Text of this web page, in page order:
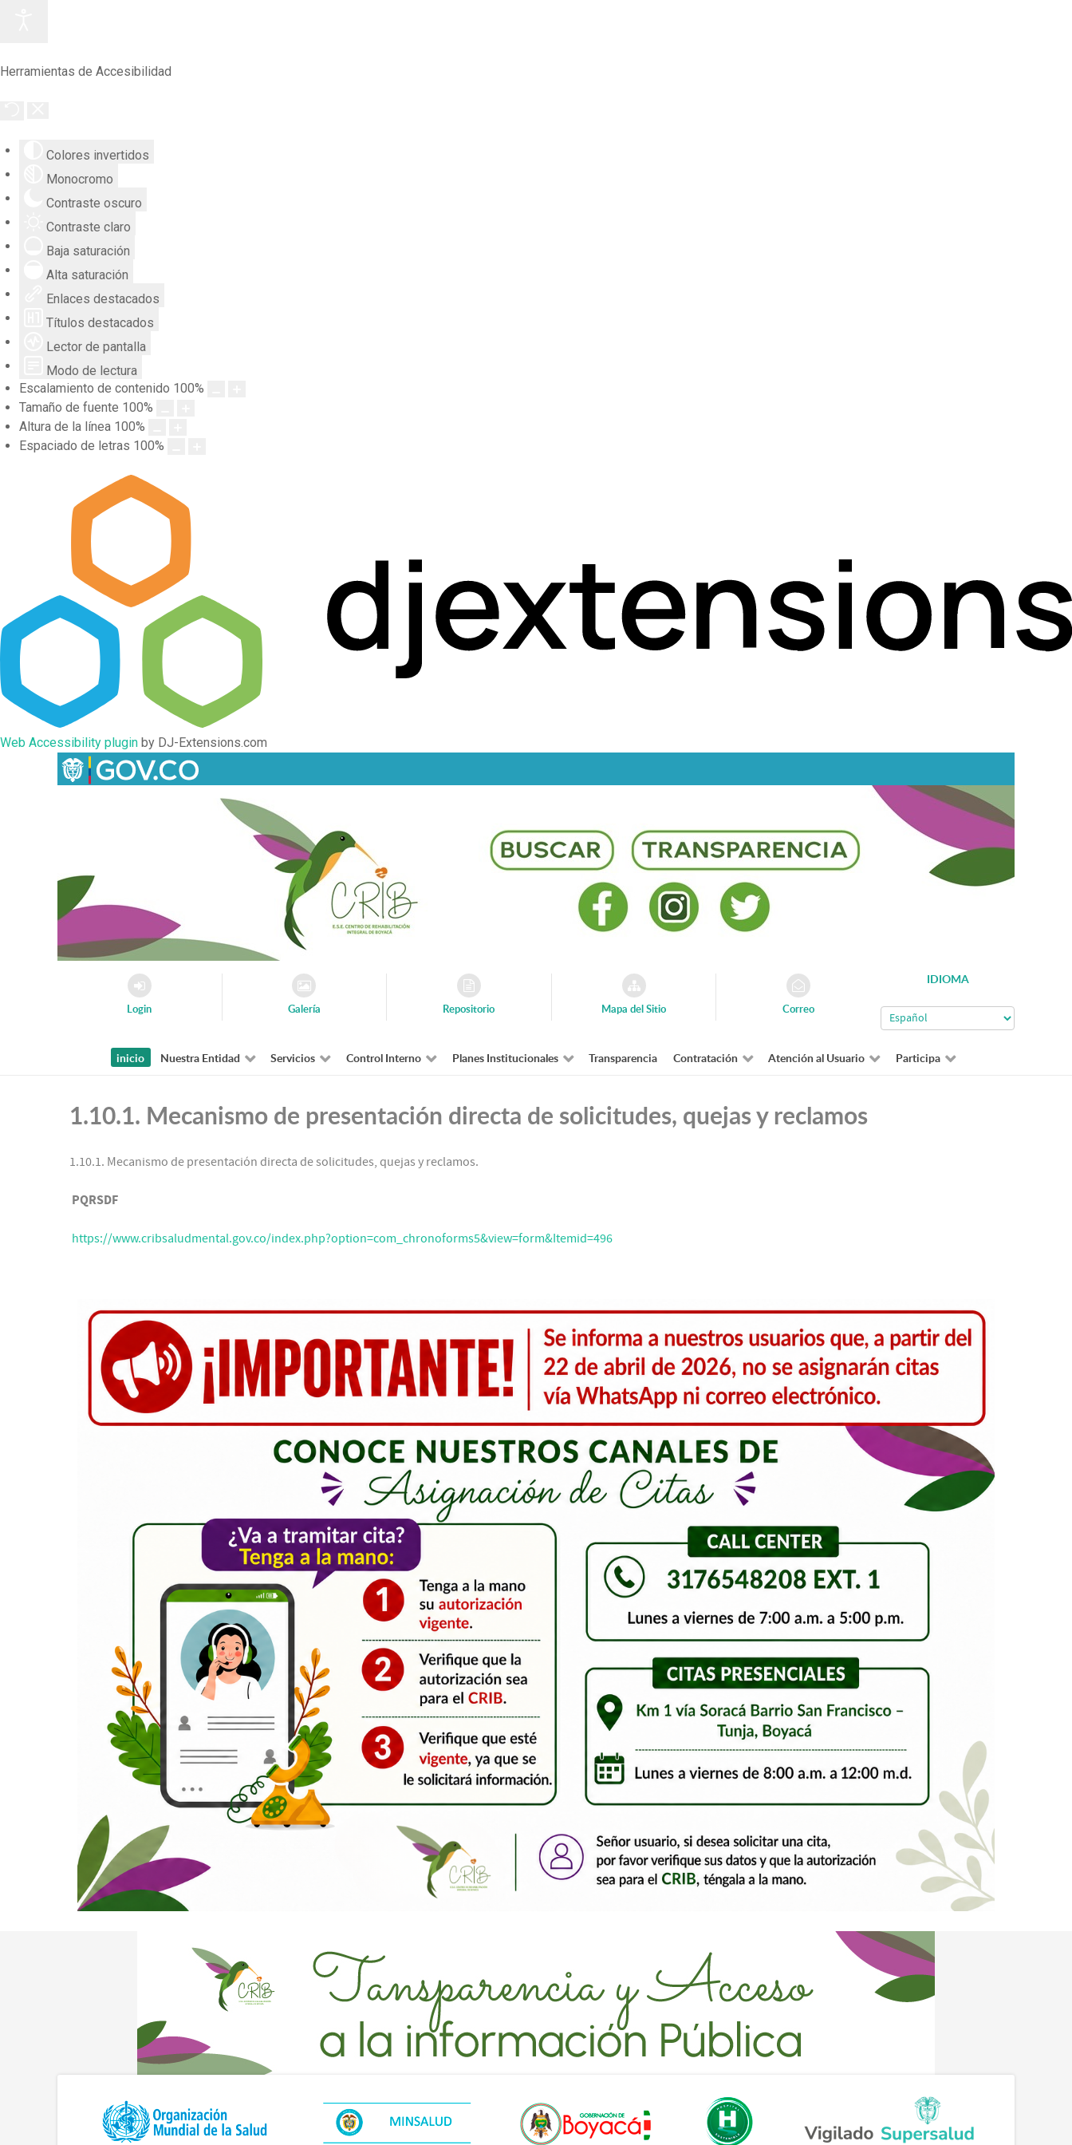
Herramientas de Accesibilidad
Colores invertidos
Monocromo
Contraste oscuro
Contraste claro
Baja saturación
Alta saturación
Enlaces destacados
Títulos destacados
Lector de pantalla
Modo de lectura
Escalamiento de contenido 100%
Tamaño de fuente 100%
Altura de la línea 100%
Espaciado de letras 100%
Web Accessibility plugin by DJ-Extensions.com
Login Galería Repositorio Mapa del Sitio Correo
IDIOMA
inicio Nuestra Entidad Servicios Control Interno Planes Institucionales Transparencia Contratación Atención al Usuario Participa
1.10.1. Mecanismo de presentación directa de solicitudes, quejas y reclamos
1.10.1. Mecanismo de presentación directa de solicitudes, quejas y reclamos.
PQRSDF
https://www.cribsaludmental.gov.co/index.php?option=com_chronoforms5&view=form&Itemid=496